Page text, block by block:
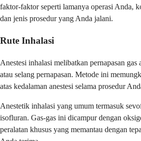
faktor-faktor seperti lamanya operasi Anda,
dan jenis prosedur yang Anda jalani.
Rute Inhalasi
Anestesi inhalasi melibatkan pernapasan gas
atau selang pernapasan. Metode ini
atas kedalaman anestesi selama prosedur
Anestetik inhalasi yang umum termasuk
isofluran. Gas-gas ini dicampur dengan
peralatan khusus yang memantau dengan